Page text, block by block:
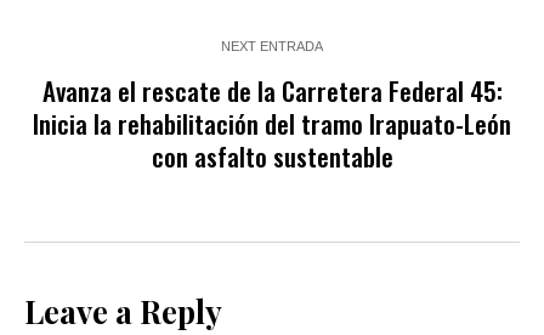
NEXT ENTRADA
Avanza el rescate de la Carretera Federal 45:
Inicia la rehabilitación del tramo Irapuato-León
con asfalto sustentable
Leave a Reply